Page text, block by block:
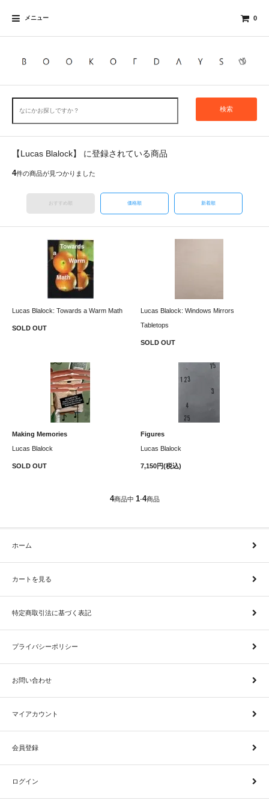
メニュー 0
検索
【Lucas Blalock】 に登録されている商品
4件の商品が見つかりました
おすすめ順 価格順 新着順
Lucas Blalock: Towards a Warm Math
SOLD OUT
Lucas Blalock: Windows Mirrors
Tabletops
SOLD OUT
Making Memories
Lucas Blalock
SOLD OUT
Figures
Lucas Blalock
7,150円(税込)
4商品中 1-4商品
ホーム
カートを見る
特定商取引法に基づく表記
プライバシーポリシー
お問い合わせ
マイアカウント
会員登録
ログイン